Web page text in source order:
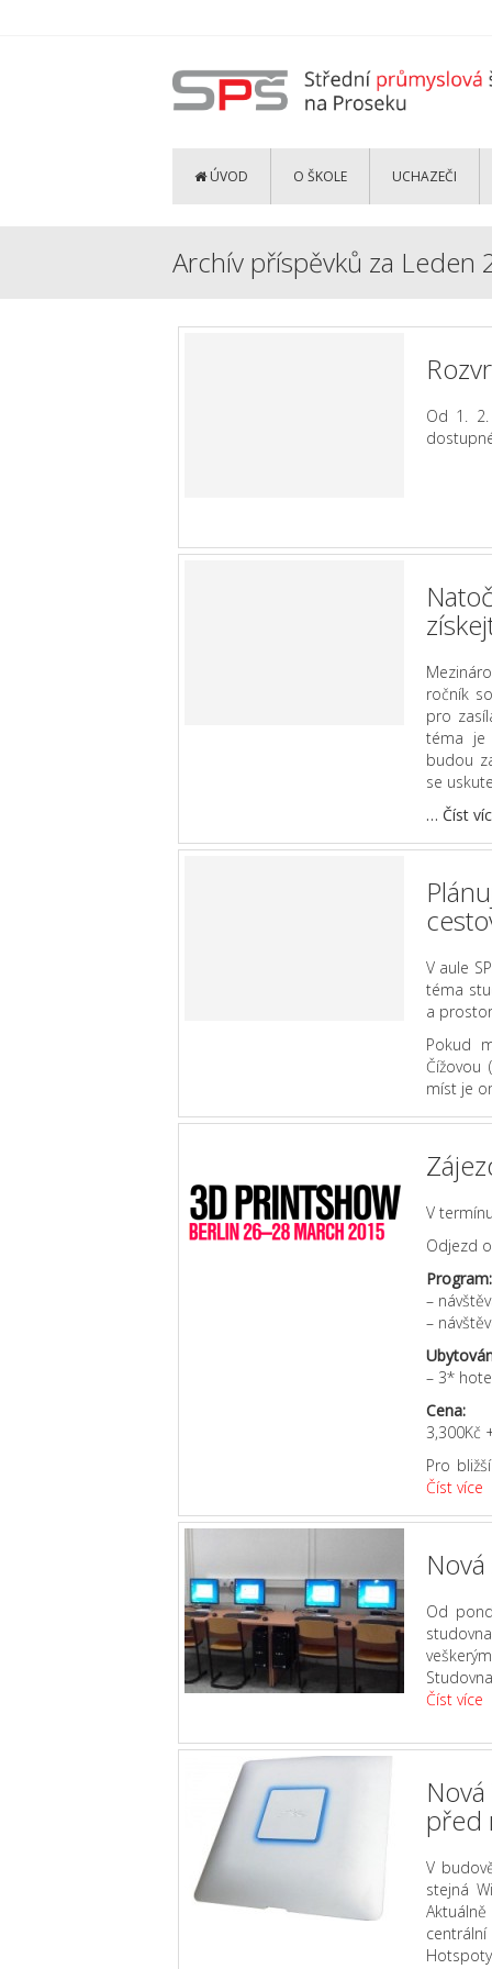
ÚVOD O ŠKOLE UCHAZEČI
Archív příspěvků za Leden
Od 1.
ročník
pro
téma je
budou
se
… Číst
V aule
téma
a
Pokud
Čížovou
míst je
V
Odjezd
Program:
–
–
– 3*
Cena:
3,300Kč
Pro
Číst více
Od
Číst více
před
V
stejná